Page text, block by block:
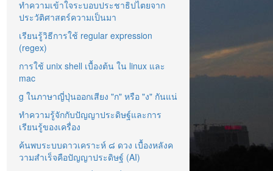
ทำความเข้าใจระบอบประชาธิปไตยจาก
ประวัติศาสตร์ความเป็นมา
เรียนรู้วิธีการใช้ regular expression
(regex)
การใช้ unix shell เบื้องต้น ใน linux และ
mac
g ในภาษาญี่ปุ่นออกเสียง "ก" หรือ "ง" กันแน่
ทำความรู้จักกับปัญญาประดิษฐ์และการ
เรียนรู้ของเครื่อง
ค้นพบระบบดาวเคราะห์ ๘ ดวง เบื้องหลังค
วามสำเร็จคือปัญญาประดิษฐ์ (AI)